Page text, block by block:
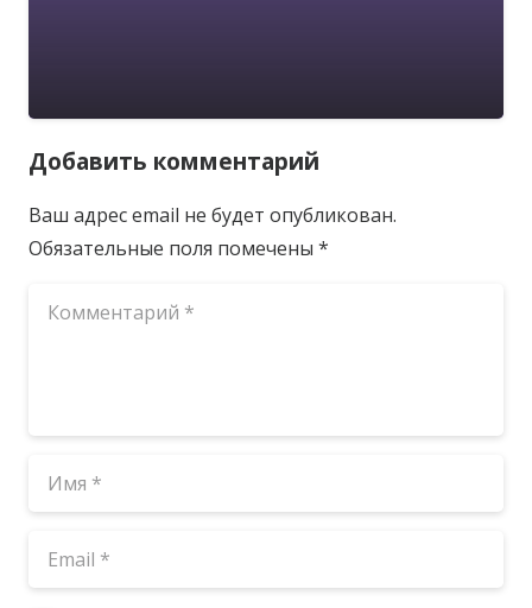
Добавить комментарий
Ваш адрес email не будет опубликован.
Обязательные поля помечены *